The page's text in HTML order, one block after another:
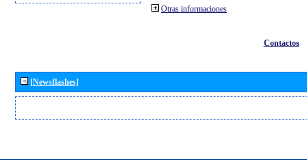
Otras informaciones
Contactos
[Newsflashes]